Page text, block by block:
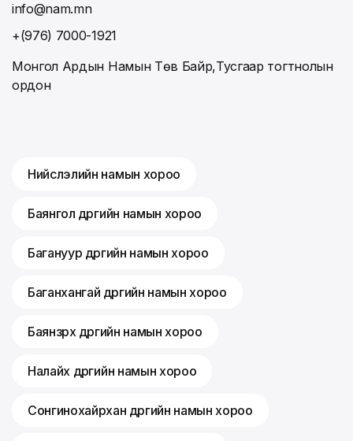
info@nam.mn
+(976) 7000-1921
Монгол Ардын Намын Төв Байр,Тусгаар тогтнолын
ордон
Нийслэлийн намын хороо
Баянгол дүүргийн намын хороо
Багануур дүүргийн намын хороо
Баганхангай дүүргийн намын хороо
Баянзүрх дүүргийн намын хороо
Налайх дүүргийн намын хороо
Сонгинохайрхан дүүргийн намын хороо